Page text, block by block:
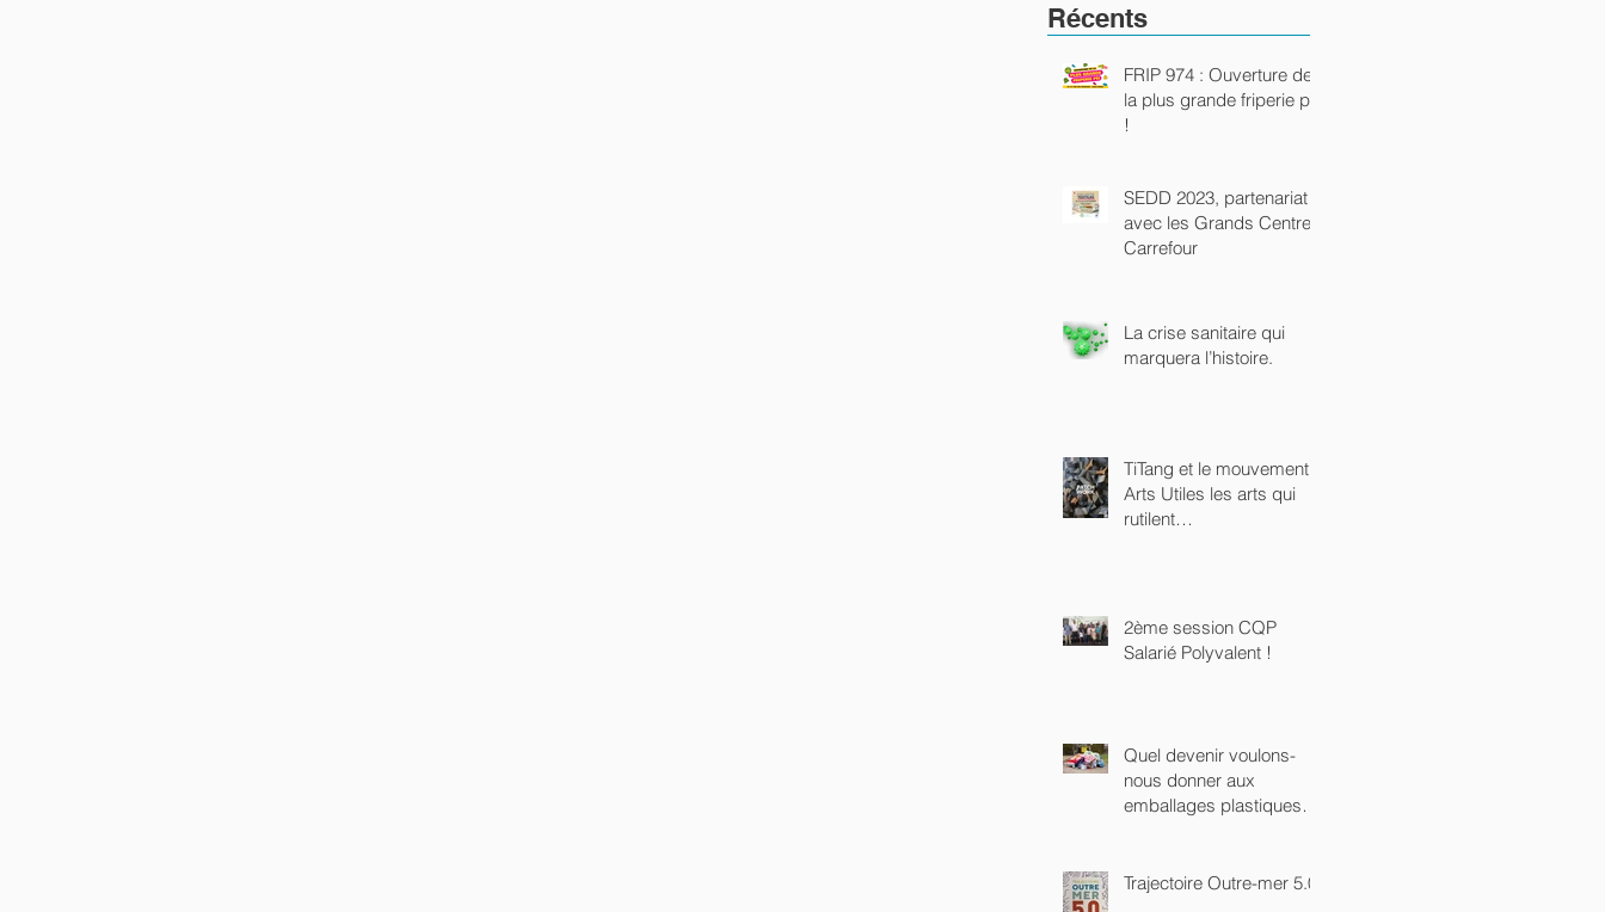
Récents
FRIP 974 : Ouverture de
la plus grande friperie péi
!
SEDD 2023, partenariat
avec les Grands Centres
Carrefour
La crise sanitaire qui
marquera l’histoire.
TiTang et le mouvement
Arts Utiles les arts qui
rutilent…
2ème session CQP
Salarié Polyvalent !
Quel devenir voulons-
nous donner aux
emballages plastiques
Trajectoire Outre-mer 5.0